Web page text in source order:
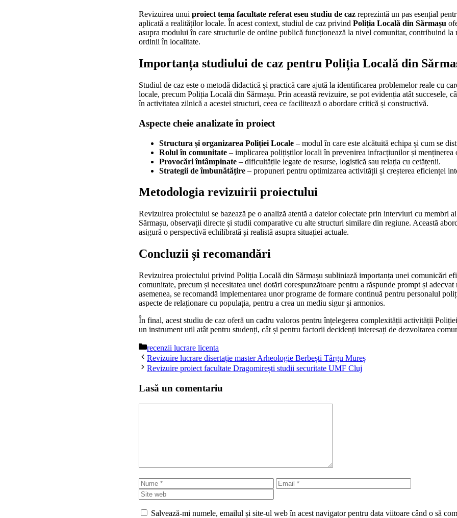
Revizuirea unui proiect tema facultate referat eseu studiu de caz reprezintă un pas esențial
aplicată a realităților locale. În acest context, studiul de caz privind Poliția Locală din Sărmașu
asupra modului în care structurile de ordine publică funcționează la nivel comunitar, contribuind la
ordinii în localitate.
Importanța studiului de caz pentru Poliția Locală din
Studiul de caz este o metodă didactică și practică care ajută la identificarea problemelor reale cu
locale, precum Poliția Locală din Sărmașu. Prin această revizuire, se pot evidenția atât succesele,
în activitatea zilnică a acestei structuri, ceea ce facilitează o abordare critică și constructivă.
Aspecte cheie analizate în proiect
Structura și organizarea Poliției Locale – modul în care este alcătuită echipa și cum se
Rolul în comunitate – implicarea polițiștilor locali în prevenirea infracțiunilor și menținerea
Provocări întâmpinate – dificultățile legate de resurse, logistică sau relația cu cetățenii.
Strategii de îmbunătățire – propuneri pentru optimizarea activității și creșterea eficienței
Metodologia revizuirii proiectului
Revizuirea proiectului se bazează pe o analiză atentă a datelor colectate prin interviuri cu membri
Sărmașu, observații directe și studii comparative cu alte structuri similare din regiune. Această
asigură o perspectivă echilibrată și realistă asupra situației actuale.
Concluzii și recomandări
Revizuirea proiectului privind Poliția Locală din Sărmașu subliniază importanța unei comunicări
comunitate, precum și necesitatea unei dotări corespunzătoare pentru a răspunde prompt și
asemenea, se recomandă implementarea unor programe de formare continuă pentru personalul
aspecte de relaționare cu populația, pentru a crea un mediu sigur și armonios.
În final, acest studiu de caz oferă un cadru valoros pentru înțelegerea complexității activității
un instrument util atât pentru studenți, cât și pentru factorii decidenți interesați de dezvoltarea
Categorii
recenzii lucrare licenta
Revizuire lucrare disertație master Arheologie Berbești Târgu Mureș
Revizuire proiect facultate Dragomirești studii securitate UMF Cluj
Lasă un comentariu
Nume Email
web
Salvează-mi numele, emailul și site-ul web în acest navigator pentru data viitoare când o să